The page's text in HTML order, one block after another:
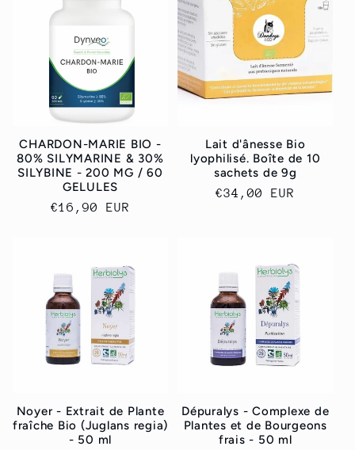
CHARDON-MARIE BIO -
80% SILYMARINE & 30%
SILYBINE - 200 MG / 60
GELULES
Prix
€16,90 EUR
Lait d'ânesse Bio
lyophilisé. Boîte de 10
sachets de 9g
Prix
€34,00 EUR
Noyer - Extrait de Plante
fraîche Bio (Juglans regia)
- 50 ml
Dépuralys - Complexe de
Plantes et de Bourgeons
frais - 50 ml